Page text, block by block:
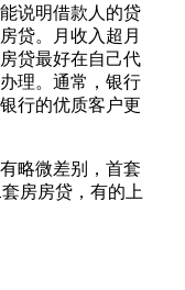
说明借款人的贷
贷。月收入超月
贷最好在自己代
理。通常，银行
行的优质客户更
略微差别，首套
房房贷，有的上